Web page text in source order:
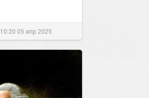
10:20 05 апр 2025